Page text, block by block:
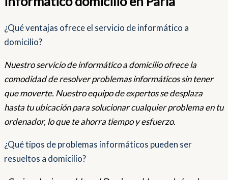
¿Qué ventajas ofrece el servicio de informático a
domicilio?
Nuestro servicio de informático a domicilio ofrece la
comodidad de resolver problemas informáticos sin tener
que moverte. Nuestro equipo de expertos se desplaza
hasta tu ubicación para solucionar cualquier problema en tu
ordenador, lo que te ahorra tiempo y esfuerzo.
¿Qué tipos de problemas informáticos pueden ser
resueltos a domicilio?